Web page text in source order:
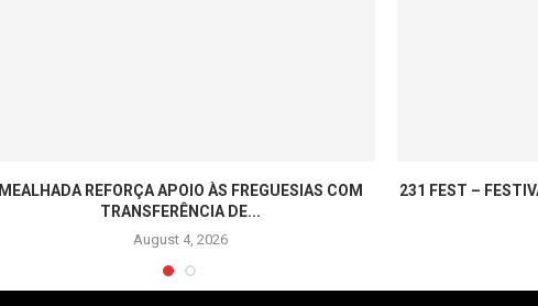
MEALHADA REFORÇA APOIO ÀS FREGUESIAS COM
TRANSFERÊNCIA DE...
August 4, 2026
231 FEST –